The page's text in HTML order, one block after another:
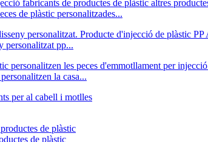
de plàstic personalitzades...
personalitzat pp...
la casa...
de plàstic